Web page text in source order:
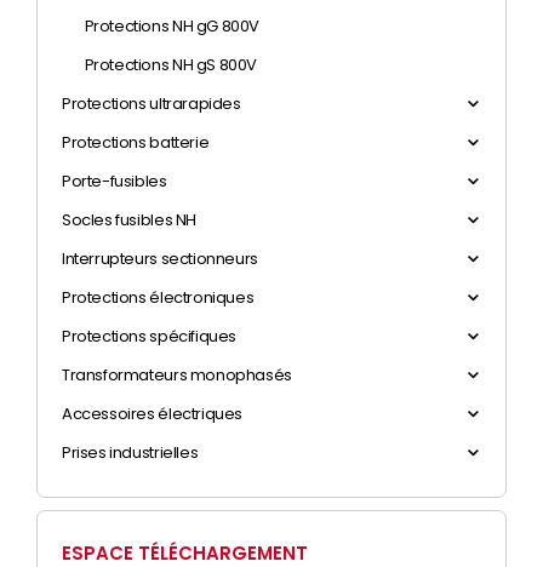
Protections NH gG 800V
Protections NH gS 800V
Protections ultrarapides
Protections batterie
Porte-fusibles
Socles fusibles NH
Interrupteurs sectionneurs
Protections électroniques
Protections spécifiques
Transformateurs monophasés
Accessoires électriques
Prises industrielles
ESPACE TÉLÉCHARGEMENT